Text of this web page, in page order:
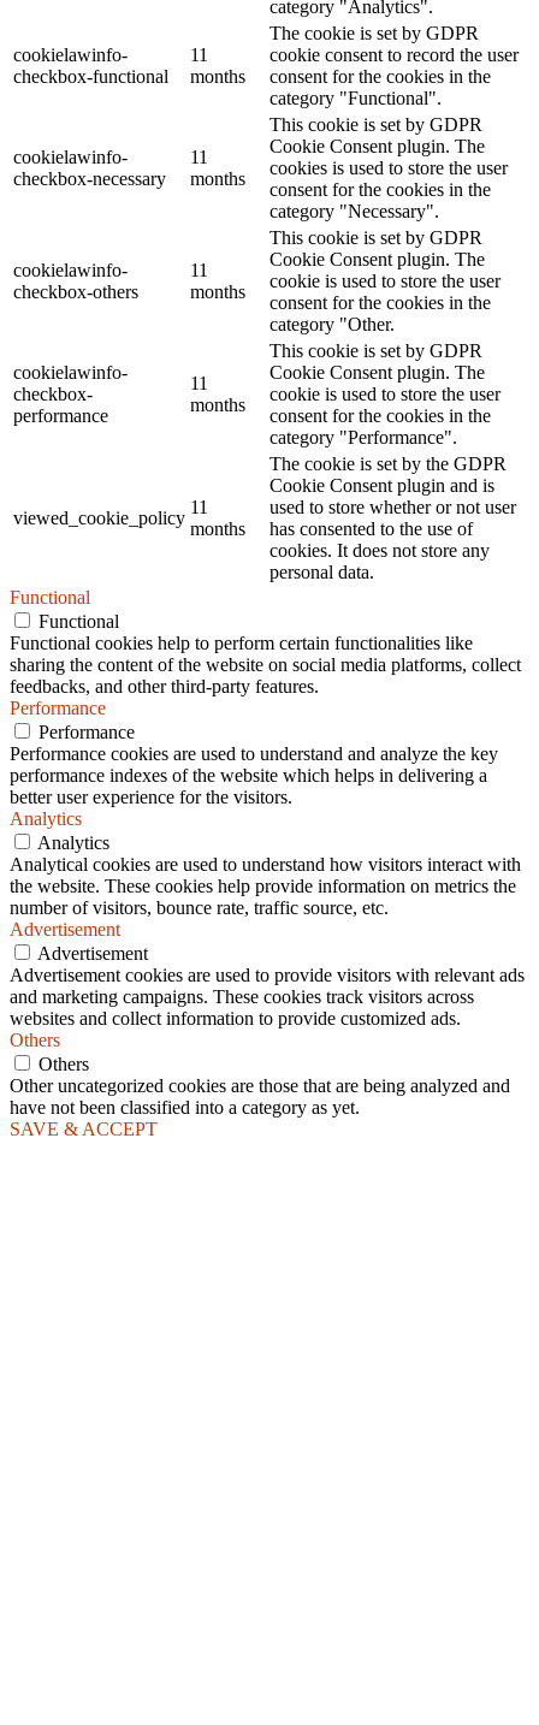
category "Analytics".
cookielawinfo-
checkbox-functional
11
months
The cookie is set by GDPR
cookie consent to record the user
consent for the cookies in the
category "Functional".
cookielawinfo-
checkbox-necessary
11
months
This cookie is set by GDPR
Cookie Consent plugin. The
cookies is used to store the user
consent for the cookies in the
category "Necessary".
cookielawinfo-
checkbox-others
11
months
This cookie is set by GDPR
Cookie Consent plugin. The
cookie is used to store the user
consent for the cookies in the
category "Other.
cookielawinfo-
checkbox-
performance
11
months
This cookie is set by GDPR
Cookie Consent plugin. The
cookie is used to store the user
consent for the cookies in the
category "Performance".
viewed_cookie_policy
11
months
The cookie is set by the GDPR
Cookie Consent plugin and is
used to store whether or not user
has consented to the use of
cookies. It does not store any
personal data.
Functional
Functional
Functional cookies help to perform certain functionalities like
sharing the content of the website on social media platforms, collect
feedbacks, and other third-party features.
Performance
Performance
Performance cookies are used to understand and analyze the key
performance indexes of the website which helps in delivering a
better user experience for the visitors.
Analytics
Analytics
Analytical cookies are used to understand how visitors interact with
the website. These cookies help provide information on metrics the
number of visitors, bounce rate, traffic source, etc.
Advertisement
Advertisement
Advertisement cookies are used to provide visitors with relevant ads
and marketing campaigns. These cookies track visitors across
websites and collect information to provide customized ads.
Others
Others
Other uncategorized cookies are those that are being analyzed and
have not been classified into a category as yet.
SAVE & ACCEPT